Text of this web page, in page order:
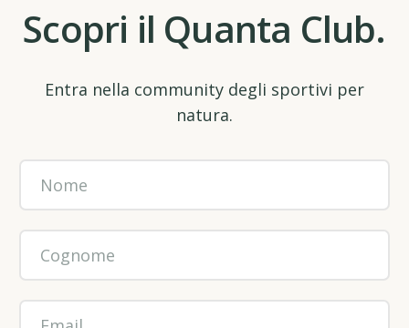
Scopri il Quanta Club.
Entra nella community degli sportivi per
natura.